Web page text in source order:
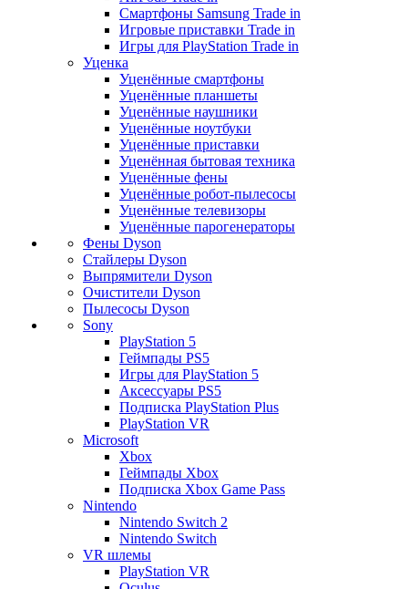
Смартфоны Samsung Trade in
Игровые приставки Trade in
Игры для PlayStation Trade in
Уценка
Уценённые смартфоны
Уценённые планшеты
Уценённые наушники
Уценённые ноутбуки
Уценённые приставки
Уценённая бытовая техника
Уценённые фены
Уценённые робот-пылесосы
Уценённые телевизоры
Уценённые парогенераторы
Фены Dyson
Стайлеры Dyson
Выпрямители Dyson
Очистители Dyson
Пылесосы Dyson
Sony
PlayStation 5
Геймпады PS5
Игры для PlayStation 5
Аксессуары PS5
Подписка PlayStation Plus
PlayStation VR
Microsoft
Xbox
Геймпады Xbox
Подписка Xbox Game Pass
Nintendo
Nintendo Switch 2
Nintendo Switch
VR шлемы
PlayStation VR